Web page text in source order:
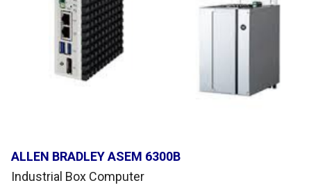
ALLEN BRADLEY ASEM 6300B
Industrial Box Computer